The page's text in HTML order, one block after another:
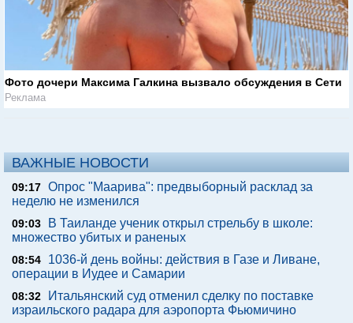
Фото дочери Максима Галкина вызвало обсуждения в Сети
Реклама
ВАЖНЫЕ НОВОСТИ
09:17 Опрос "Mаарива": предвыборный расклад за
неделю не изменился
09:03
В Таиланде ученик открыл стрельбу в школе:
множество убитых и раненых
08:54
1036-й день войны: действия в Газе и Ливане,
операции в Иудее и Самарии
08:32
Итальянский суд отменил сделку по поставке
израильского радара для аэропорта Фьюмичино